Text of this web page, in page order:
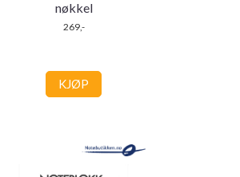
nøkkel
269,-
KJØP